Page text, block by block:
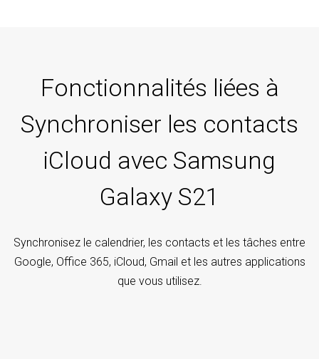
Fonctionnalités liées à
Synchroniser les contacts
iCloud avec Samsung
Galaxy S21
Synchronisez le calendrier, les contacts et les tâches entre
Google, Office 365, iCloud, Gmail et les autres applications
que vous utilisez.